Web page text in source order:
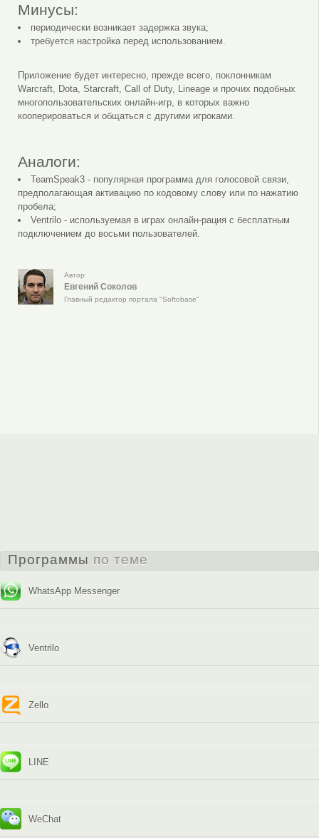
Минусы:
периодически возникает задержка звука;
требуется настройка перед использованием.
Приложение будет интересно, прежде всего, поклонникам
Warcraft, Dota, Starcraft, Call of Duty, Lineage и прочих подобных
многопользовательских онлайн-игр, в которых важно
кооперироваться и общаться с другими игроками.
Аналоги:
TeamSpeak3 - популярная программа для голосовой связи,
предполагающая активацию по кодовому слову или по нажатию
пробела;
Ventrilo - используемая в играх онлайн-рация с бесплатным
подключением до восьми пользователей.
Автор:
Евгений Соколов
Главный редактор портала "Softobase"
Программы по теме
WhatsApp Messenger
Ventrilo
Zello
LINE
WeChat